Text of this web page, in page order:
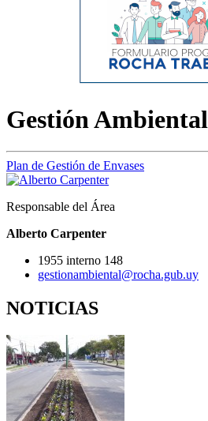
Gestión Ambiental
Plan de Gestión de Envases
Responsable del Área
Alberto Carpenter
1955 interno 148
gestionambiental@rocha.gub.uy
NOTICIAS